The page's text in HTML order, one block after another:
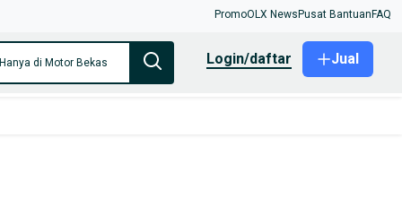
PromoOLX News Pusat Bantuan FAQ
Hanya di Motor Bekas login/daftar Jual